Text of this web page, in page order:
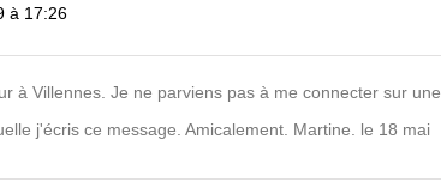
à 17:26
à Villennes. Je ne parviens pas à me connecter sur une
j'écris ce message. Amicalement. Martine. le 18 mai